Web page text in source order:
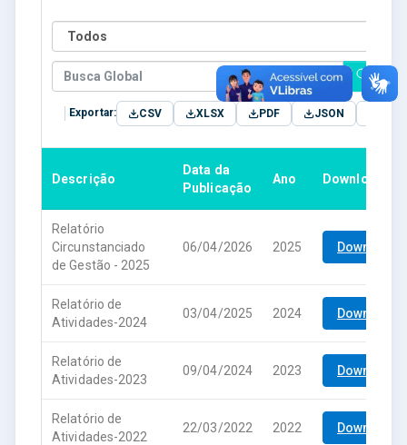
Exportar: CSV XLSX PDF JSON
Descrição
Data da
Publicação
Ano Download
Relatório
Circunstanciado
de Gestão - 2025
06/04/2026 2025 Download
Relatório de
Atividades-2024
03/04/2025 2024 Download
Relatório de
Atividades-2023
09/04/2024 2023 Download
Relatório de
Atividades-2022
22/03/2022 2022 Download